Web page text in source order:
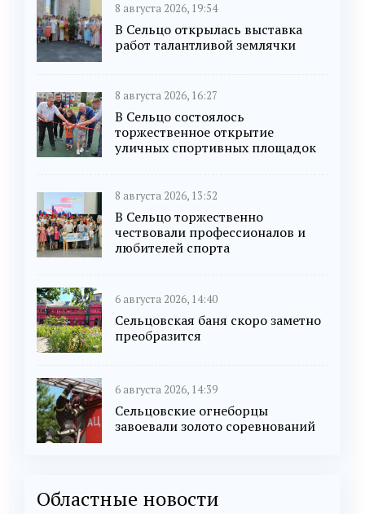
8 августа 2026, 19:54
В Сельцо открылась выставка
работ талантливой землячки
8 августа 2026, 16:27
В Сельцо состоялось
торжественное открытие
уличных спортивных площадок
8 августа 2026, 13:52
В Сельцо торжественно
чествовали профессионалов и
любителей спорта
6 августа 2026, 14:40
Сельцовская баня скоро заметно
преобразится
6 августа 2026, 14:39
Сельцовские огнеборцы
завоевали золото соревнований
Областные новости